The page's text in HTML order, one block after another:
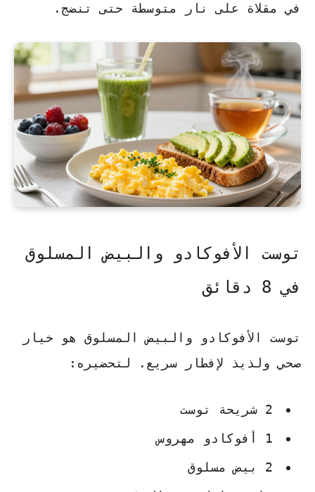
في مقلاة على نار متوسطة حتى تنضج.
توست الأفوكادو والبيض المسلوق
في 8 دقائق
توست الأفوكادو والبيض المسلوق هو خيار
صحي ولذيذ لإفطار سريع. لتحضيره:
2 شريحة توست
1 أفوكادو مهروس
2 بيض مسلوق